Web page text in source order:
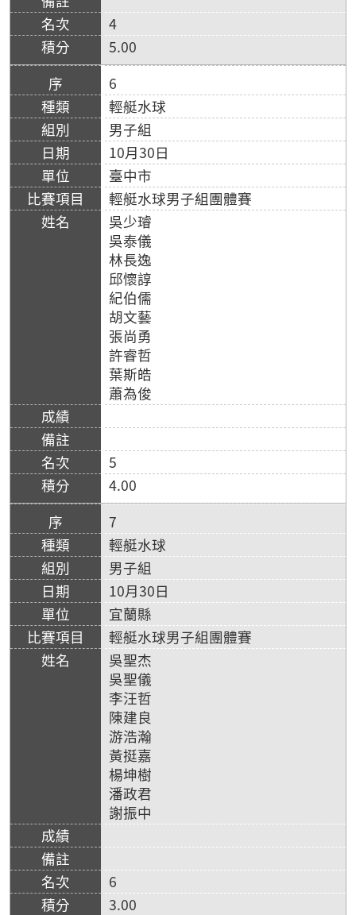
4
5.00
6
輕艇水球
男子組
10月30日
臺中市
輕艇水球男子組團體賽
吳少璿
吳泰儀
林長逸
邱懷諄
紀伯儒
胡文藝
張尚勇
許睿哲
葉斯皓
蕭為俊
5
4.00
7
輕艇水球
男子組
10月30日
宜蘭縣
輕艇水球男子組團體賽
吳聖杰
吳聖儀
李汪哲
陳建良
游浩瀚
黃挺嘉
楊坤樹
潘政君
謝振中
6
3.00